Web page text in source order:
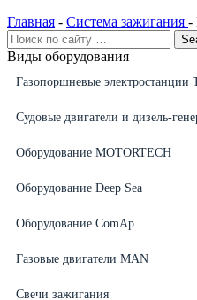
Главная - Система зажигания -
Виды оборудования
Газопоршневые электростанции
Судовые двигатели и дизель-
Оборудование MOTORTECH
Оборудование Deep Sea
Оборудование ComAp
Газовые двигатели MAN
Свечи зажигания